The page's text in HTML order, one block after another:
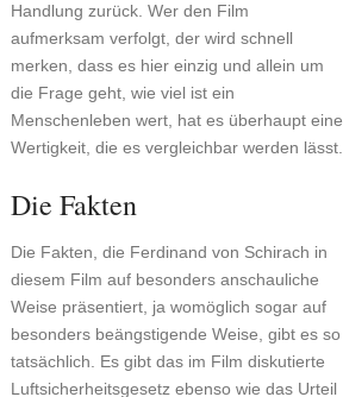
Handlung zurück. Wer den Film
aufmerksam verfolgt, der wird schnell
merken, dass es hier einzig und allein um
die Frage geht, wie viel ist ein
Menschenleben wert, hat es überhaupt eine
Wertigkeit, die es vergleichbar werden lässt.
Die Fakten
Die Fakten, die Ferdinand von Schirach in
diesem Film auf besonders anschauliche
Weise präsentiert, ja womöglich sogar auf
besonders beängstigende Weise, gibt es so
tatsächlich. Es gibt das im Film diskutierte
Luftsicherheitsgesetz ebenso wie das Urteil